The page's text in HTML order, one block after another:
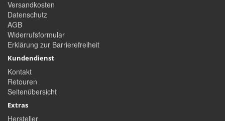
Versandkosten
Datenschutz
AGB
Widerrufsformular
Erklärung zur Barrierefreiheit
Kundendienst
Kontakt
Retouren
Seitenübersicht
Extras
Hersteller